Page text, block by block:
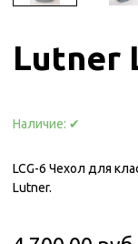
Lutner
Наличие: ✔
LCG-6 Чехол для
Lutner.